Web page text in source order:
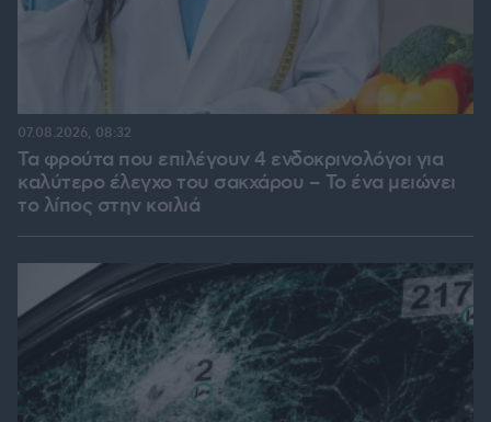
Τα φρούτα που επιλέγουν 4 ενδοκρινολόγοι για
καλύτερο έλεγχο του σακχάρου – Το ένα μειώνει
το λίπος στην κοιλιά
07.08.2026, 08:32